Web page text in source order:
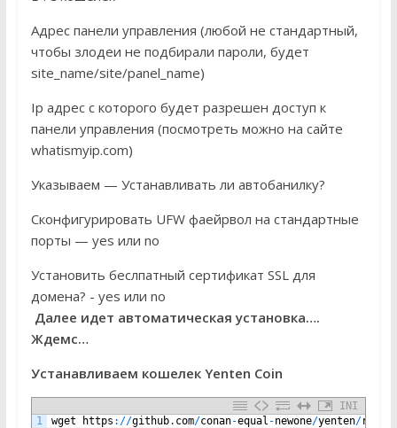
Адрес панели управления (любой не стандартный,
чтобы злодеи не подбирали пароли, будет
site_name/site/panel_name)
Ip адрес с которого будет разрешен доступ к
панели управления (посмотреть можно на сайте
whatismyip.com)
Указываем — Устанавливать ли автобанилку?
Сконфигурировать UFW фаейрвол на стандартные
порты — yes или no
Установить беслпатный сертификат SSL для
домена? - yes или no
Далее идет автоматическая установка….
Ждемс…
Устанавливаем кошелек Yenten Coin
INI
1
wget https : //github. com/conan-equal -newone/yenten/